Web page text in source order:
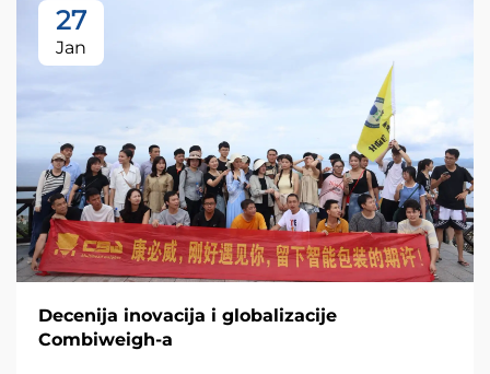
27
Jan
Decenija inovacija i globalizacije
Combiweigh-a